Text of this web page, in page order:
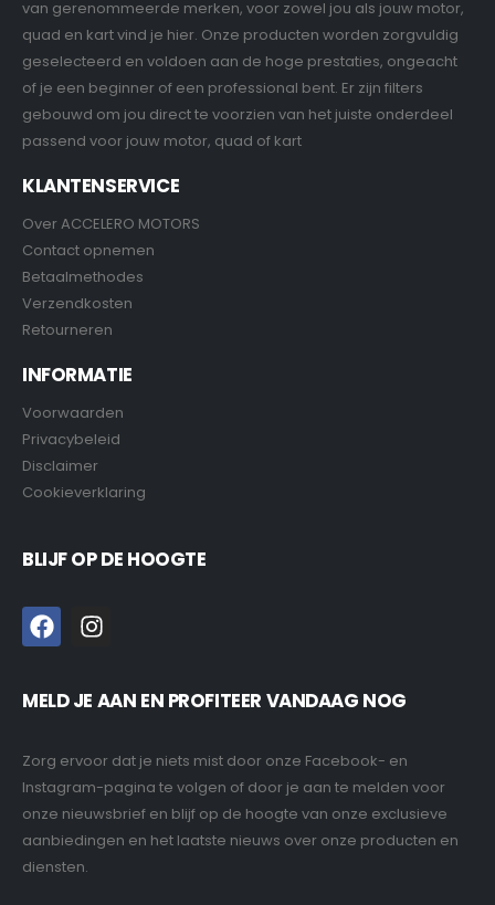
van gerenommeerde merken, voor zowel jou als jouw motor,
quad en kart vind je hier. Onze producten worden zorgvuldig
geselecteerd en voldoen aan de hoge prestaties, ongeacht
of je een beginner of een professional bent. Er zijn filters
gebouwd om jou direct te voorzien van het juiste onderdeel
passend voor jouw motor, quad of kart
KLANTENSERVICE
Over ACCELERO MOTORS
Contact opnemen
Betaalmethodes
Verzendkosten
Retourneren
INFORMATIE
Voorwaarden
Privacybeleid
Disclaimer
Cookieverklaring
BLIJF OP DE HOOGTE
MELD JE AAN EN PROFITEER VANDAAG NOG
Zorg ervoor dat je niets mist door onze Facebook- en
Instagram-pagina te volgen of door je aan te melden voor
onze nieuwsbrief en blijf op de hoogte van onze exclusieve
aanbiedingen en het laatste nieuws over onze producten en
diensten.